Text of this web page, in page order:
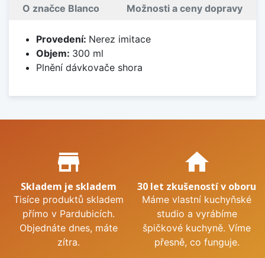
O značce Blanco Možnosti a ceny dopravy
Provedení: Nerez imitace
Objem: 300 ml
Plnění dávkovače shora
Proč nakupovat u nás?
store_mall_directory
Skladem je skladem
Tisíce produktů skladem
přímo v Pardubicích.
Objednáte dnes, máte
zítra.
home
30 let zkušeností v oboru
Máme vlastní kuchyňské
studio a vyrábíme
špičkové kuchyně. Víme
přesně, co funguje.